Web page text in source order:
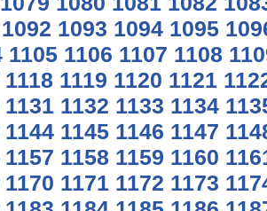
1092 1093 1094 1095
1105 1106 1107 1108
1118 1119 1120 1121
1131 1132 1133 1134
1144 1145 1146 1147
1157 1158 1159 1160
1170 1171 1172 1173